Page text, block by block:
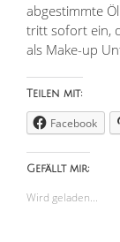
abgestimmte
tritt sofort ein,
als Make-up
Teilen mit:
Facebook
Gefällt mir:
Wird geladen...